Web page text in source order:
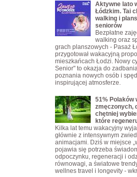
Aktywne lato
Łódzkim. Tai
walking i
seniorów
Bezpłatne
walking oraz
grach planszowych - Pasaż
przygotował wakacyjną
mieszkańcach Łodzi. Nowy
Senior" to okazja do
poznania nowych osób i
inspirującej atmosferze.
51% Polaków
zmęczonych,
chętniej
które
Kilka lat temu wakacyjny
głównie z intensywnym
animacjami. Dziś w miejsce
pojawia się potrzeba
odpoczynku, regeneracji i
równowagi, a światowe
wellnes travel i longevity -